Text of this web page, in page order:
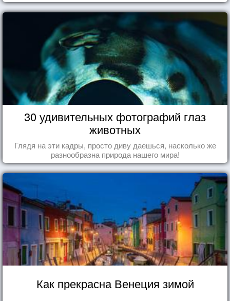
30 удивительных фотографий глаз
животных
Глядя на эти кадры, просто диву даешься, насколько же
разнообразна природа нашего мира!
Как прекрасна Венеция зимой